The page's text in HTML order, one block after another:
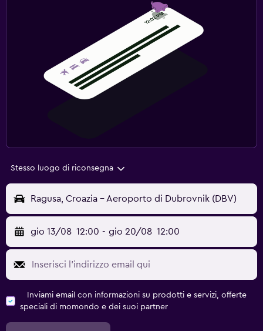
Stesso luogo di riconsegna
Ragusa, Croazia - Aeroporto di Dubrovnik (DBV)
gio 13/08 12:00 - gio 20/08 12:00
Inviami email con informazioni su prodotti e servizi, offerte
speciali di momondo e dei suoi partner